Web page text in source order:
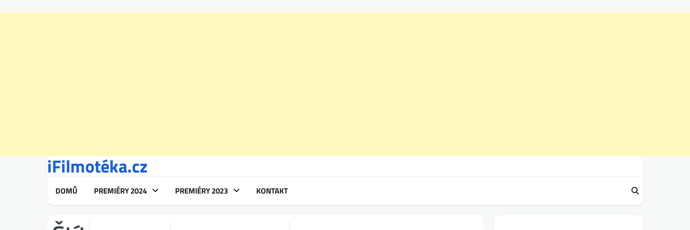
iFilmotéka.cz
DOMŮ PREMIÉRY 2024 PREMIÉRY 2023 KONTAKT